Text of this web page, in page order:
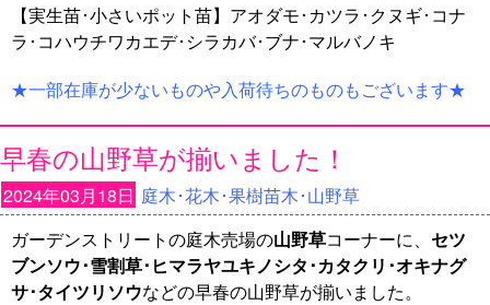
【実生苗･小さいポット苗】アオダモ･カツラ･クヌギ･コナ
ラ･コハウチワカエデ･シラカバ･ブナ･マルバノキ
★一部在庫が少ないものや入荷待ちのものもございます★
早春の山野草が揃いました！
2024年03月18日 庭木･花木･果樹苗木･山野草
ガーデンストリートの庭木売場の山野草コーナーに、 セツ
ブンソウ･雪割草･ヒマラヤユキノシタ･カタクリ･オキナグ
サ･タイツリソウなどの早春の山野草が揃いました。